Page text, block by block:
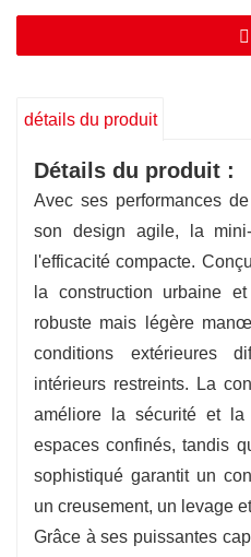
fonctionnement fluide
Des performances
creusement, le
✅Excavation
multifonctionnelle
Excelle à la fois
creusement profond
s'attaquant
creusement de
détails du produit
Détails du produit :
Avec ses performances
son design agile, la
l'efficacité compacte.
la construction urbaine
robuste mais légère
conditions extérieures
intérieurs restreints. La
améliore la sécurité et
espaces confinés, tandis
sophistiqué garantit un
un creusement, un levage
Grâce à ses puissantes